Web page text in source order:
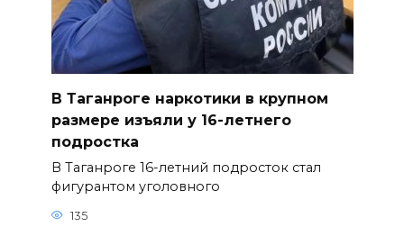
В Таганроге наркотики в крупном
размере изъяли у 16-летнего
подростка
В Таганроге 16-летний подросток стал
фигурантом уголовного
135